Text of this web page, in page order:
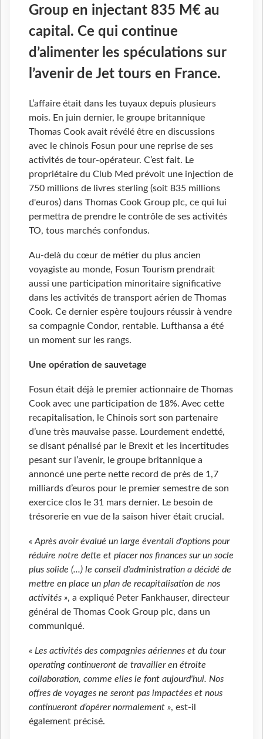
Group en injectant 835 M€ au
capital. Ce qui continue
d’alimenter les spéculations sur
l’avenir de Jet tours en France.
L’affaire était dans les tuyaux depuis plusieurs
mois. En juin dernier, le groupe britannique
Thomas Cook avait révélé être en discussions
avec le chinois Fosun pour une reprise de ses
activités de tour-opérateur. C’est fait. Le
propriétaire du Club Med prévoit une injection de
750 millions de livres sterling (soit 835 millions
d'euros) dans Thomas Cook Group plc, ce qui lui
permettra de prendre le contrôle de ses activités
TO, tous marchés confondus.
Au-delà du cœur de métier du plus ancien
voyagiste au monde, Fosun Tourism prendrait
aussi une participation minoritaire significative
dans les activités de transport aérien de Thomas
Cook. Ce dernier espère toujours réussir à vendre
sa compagnie Condor, rentable. Lufthansa a été
un moment sur les rangs.
Une opération de sauvetage
Fosun était déjà le premier actionnaire de Thomas
Cook avec une participation de 18%. Avec cette
recapitalisation, le Chinois sort son partenaire
d’une très mauvaise passe. Lourdement endetté,
se disant pénalisé par le Brexit et les incertitudes
pesant sur l’avenir, le groupe britannique a
annoncé une perte nette record de près de 1,7
milliards d’euros pour le premier semestre de son
exercice clos le 31 mars dernier. Le besoin de
trésorerie en vue de la saison hiver était crucial.
« Après avoir évalué un large éventail d'options pour
réduire notre dette et placer nos finances sur un socle
plus solide (...) le conseil d'administration a décidé de
mettre en place un plan de recapitalisation de nos
activités », a expliqué Peter Fankhauser, directeur
général de Thomas Cook Group plc, dans un
communiqué.
« Les activités des compagnies aériennes et du tour
operating continueront de travailler en étroite
collaboration, comme elles le font aujourd'hui. Nos
offres de voyages ne seront pas impactées et nous
continueront d’opérer normalement », est-il
également précisé.